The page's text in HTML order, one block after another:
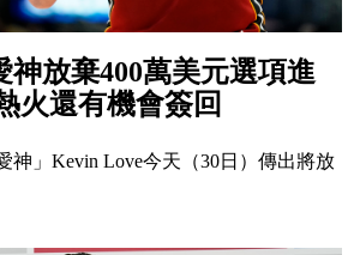
神放棄400萬美元選項進
火還有機會簽回
神」Kevin Love今天（30日）傳出將放